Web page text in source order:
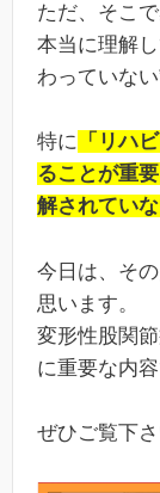
ただ、そこ
本当に理解
わっていない
特に 「リハ
ることが重
解されてい
今日は、そ
思います。
変形性股関
に重要な内容
ぜひご覧下さ